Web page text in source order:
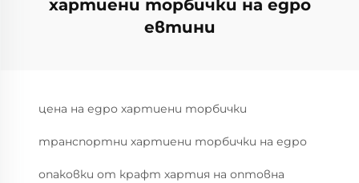
хартиени торбички на едро
евтини
цена на едро хартиени торбички
транспортни хартиени торбички на едро
опаковки от крафт хартия на оптовна